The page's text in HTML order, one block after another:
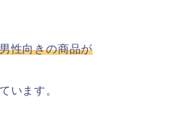
性向きの商品が
います。